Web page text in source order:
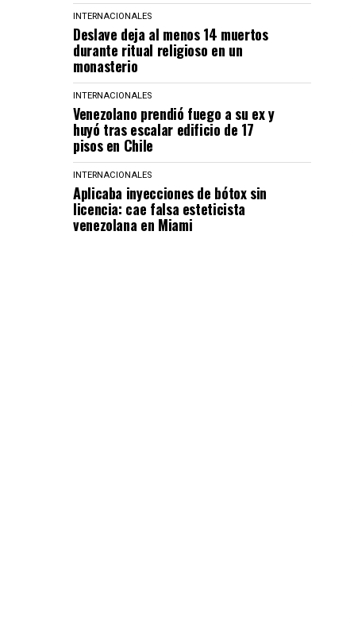
INTERNACIONALES
Deslave deja al menos 14 muertos
durante ritual religioso en un
monasterio
INTERNACIONALES
Venezolano prendió fuego a su ex y
huyó tras escalar edificio de 17
pisos en Chile
INTERNACIONALES
Aplicaba inyecciones de bótox sin
licencia: cae falsa esteticista
venezolana en Miami